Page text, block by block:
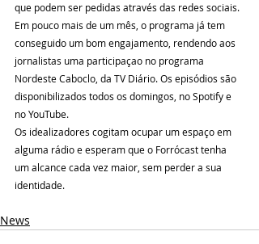
que podem ser pedidas através das redes sociais.
Em pouco mais de um mês, o programa já tem
conseguido um bom engajamento, rendendo aos
jornalistas uma participaçao no programa
Nordeste Caboclo, da TV Diário. Os episódios são
disponibilizados todos os domingos, no Spotify e
no YouTube.
Os idealizadores cogitam ocupar um espaço em
alguma rádio e esperam que o Forrócast tenha
um alcance cada vez maior, sem perder a sua
identidade.
News